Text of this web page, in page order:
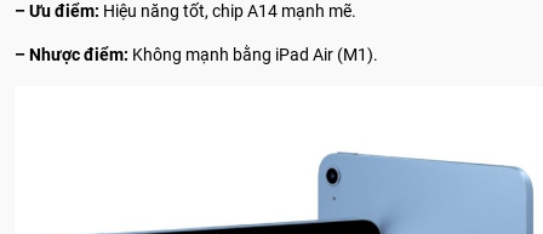
– Ưu điểm: Hiệu năng tốt, chip A14 mạnh mẽ.
– Nhược điểm: Không mạnh bằng iPad Air (M1).